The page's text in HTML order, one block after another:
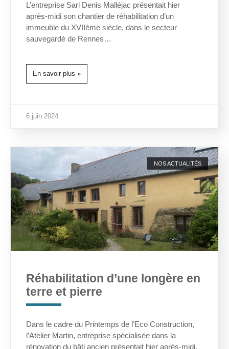
L’entreprise Sarl Denis Malléjac présentait hier
après-midi son chantier de réhabilitation d’un
immeuble du XVIIème siècle, dans le secteur
sauvegardé de Rennes…
En savoir plus »
6 juin 2024
NOS ACTUALITÉS
Réhabilitation d’une longère en
terre et pierre
Dans le cadre du Printemps de l’Eco Construction,
l’Atelier Martin, entreprise spécialisée dans la
rénovation du bâti ancien présentait hier après-midi,